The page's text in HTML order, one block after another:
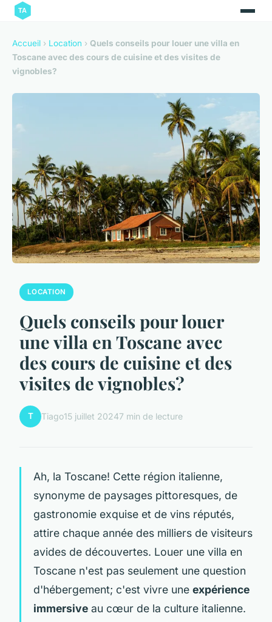
Accueil › Location › Quels conseils pour louer une villa en
Toscane avec des cours de cuisine et des visites de
vignobles?
LOCATION
Quels conseils pour louer
une villa en Toscane avec
des cours de cuisine et des
visites de vignobles?
T Tiago15 juillet 20247 min de lecture
Ah, la Toscane! Cette région italienne,
synonyme de paysages pittoresques, de
gastronomie exquise et de vins réputés,
attire chaque année des milliers de visiteurs
avides de découvertes. Louer une villa en
Toscane n'est pas seulement une question
d'hébergement; c'est vivre une expérience
immersive au cœur de la culture italienne.